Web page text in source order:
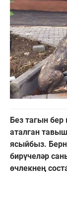
Без тагын бер
аталган
ясыйбыз.
бирүчеләр
өчлекнең